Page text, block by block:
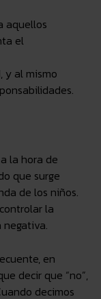
aquellos
el
y al mismo
la hora de
que surge
de los niños.
la
en
decir que “no”,
decimos